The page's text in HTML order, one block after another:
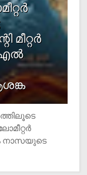
മീറ്റര്‍
എല്‍
നാസയുടെ